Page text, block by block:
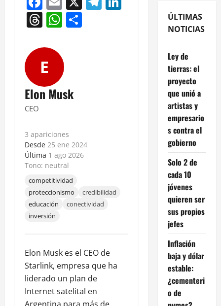
Threads
WhatsApp
E
Elon Musk
CEO
3 apariciones
Desde 25 ene 2024
Última 1 ago 2026
Tono: neutral
competitividad
proteccionismo
credibilidad
educación
conectividad
inversión
Elon Musk es el CEO de
Starlink, empresa que ha
liderado un plan de
Internet satelital en
ÚLTIMAS
NOTICIAS
Ley de
tierras: el
proyecto
que unió a
artistas y
empresario
s contra el
gobierno
Solo 2 de
cada 10
jóvenes
quieren ser
sus propios
jefes
Inflación
baja y dólar
estable:
¿cementeri
o de